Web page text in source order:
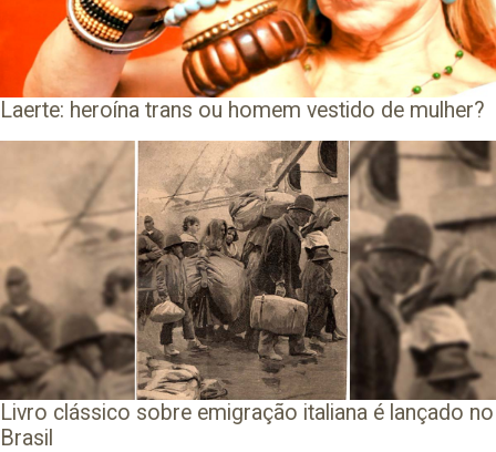
Laerte: heroína trans ou homem vestido de mulher?
Livro clássico sobre emigração italiana é lançado no
Brasil